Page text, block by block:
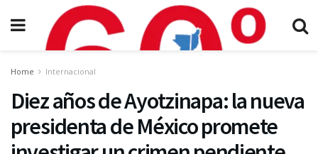
Home Internacional
Diez años de Ayotzinapa: la nueva
presidenta de México promete